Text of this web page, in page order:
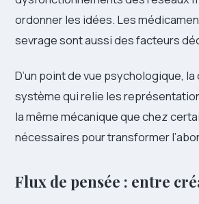
ordonner les idées. Les
sevrage sont aussi des facteurs
D’un point de vue psychologique,
système qui relie les
la même mécanique que chez
nécessaires pour transformer
Flux de pensée : entre